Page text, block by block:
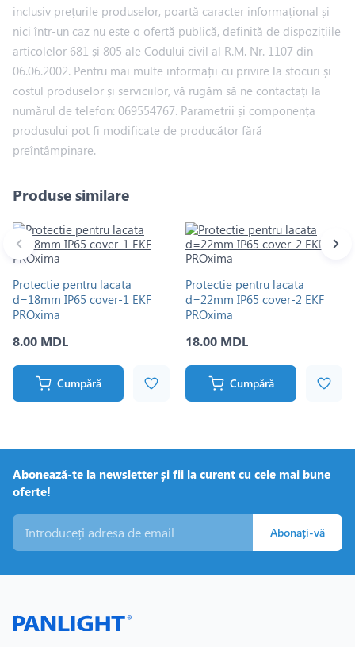
inclusiv prețurile produselor, poartă caracter informațional și
nici într-un caz nu este o ofertă publică, definită de dispozițiile
articolelor 681 și 805 ale Codului civil al R.M. Nr. 1107 din
06.06.2002. Pentru mai multe informații cu privire la stocuri și
costul produselor și serviciilor, vă rugăm să ne contactați la
numărul de telefon: 069554767. Parametrii și componența
produsului pot fi modificate de producător fără
preîntâmpinare.
Produse similare
Protectie pentru lacata
d=18mm IP65 cover-1 EKF
PROxima
8.00 MDL
Cumpără
Protectie pentru lacata
d=22mm IP65 cover-2 EKF
PROxima
18.00 MDL
Cumpără
Abonează-te la newsletter și fii la curent cu cele mai bune
oferte!
Abonați-vă